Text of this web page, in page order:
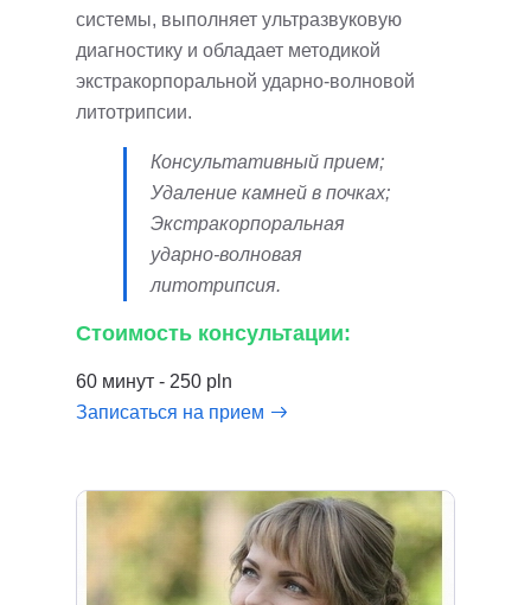
системы, выполняет ультразвуковую
диагностику и обладает методикой
экстракорпоральной ударно-волновой
литотрипсии.
Консультативный прием;
Удаление камней в почках;
Экстракорпоральная
ударно-волновая
литотрипсия.
Стоимость консультации:
60 минут - 250 pln
Записаться на прием